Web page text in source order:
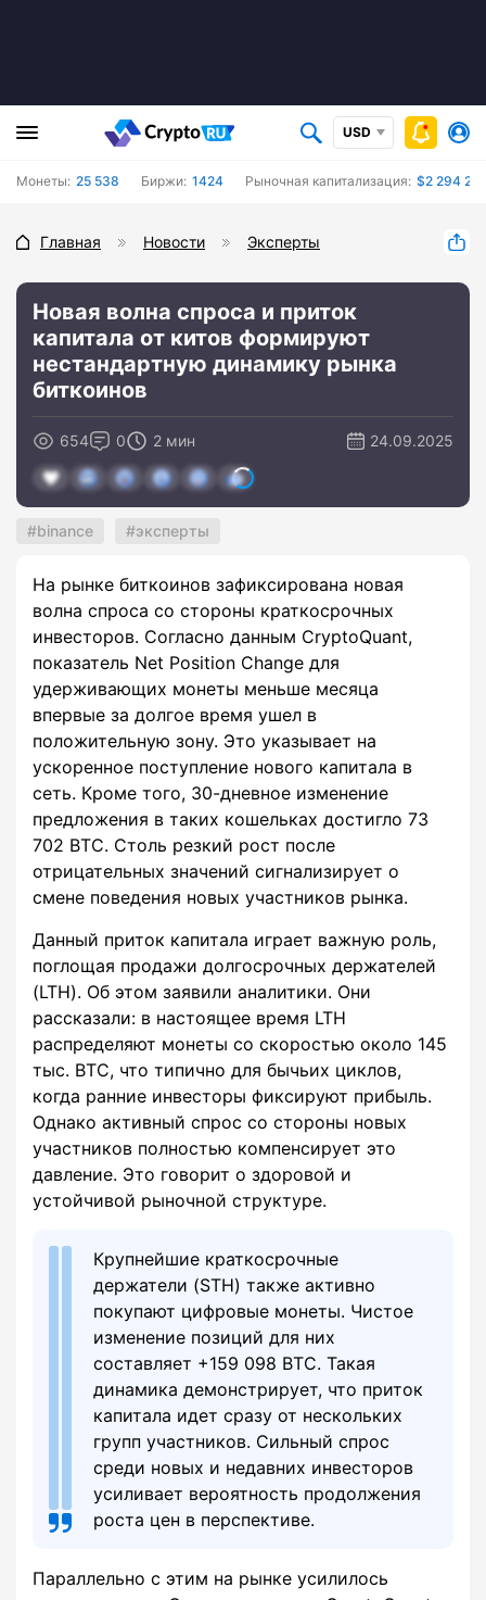
USD
Монеты: 25 538 Биржи: 1424 Рыночная капитализация: $2 294
Главная Новости Эксперты
Новая волна спроса и приток
капитала от китов формируют
нестандартную динамику рынка
биткоинов
654 0 2 мин 24.09.2025
binance эксперты
На рынке биткоинов зафиксирована новая
волна спроса со стороны краткосрочных
инвесторов. Согласно данным CryptoQuant,
показатель Net Position Change для
удерживающих монеты меньше месяца
впервые за долгое время ушел в
положительную зону. Это указывает на
ускоренное поступление нового капитала в
сеть. Кроме того, 30-дневное изменение
предложения в таких кошельках достигло 73
702 BTC. Столь резкий рост после
отрицательных значений сигнализирует о
смене поведения новых участников рынка.
Данный приток капитала играет важную роль,
поглощая продажи долгосрочных держателей
(LTH). Об этом заявили аналитики. Они
рассказали: в настоящее время LTH
распределяют монеты со скоростью около 145
тыс. BTC, что типично для бычьих циклов,
когда ранние инвесторы фиксируют прибыль.
Однако активный спрос со стороны новых
участников полностью компенсирует это
давление. Это говорит о здоровой и
устойчивой рыночной структуре.
Крупнейшие краткосрочные
держатели (STH) также активно
покупают цифровые монеты. Чистое
изменение позиций для них
составляет +159 098 BTC. Такая
динамика демонстрирует, что приток
капитала идет сразу от нескольких
групп участников. Сильный спрос
среди новых и недавних инвесторов
усиливает вероятность продолжения
роста цен в перспективе.
Параллельно с этим на рынке усилилось